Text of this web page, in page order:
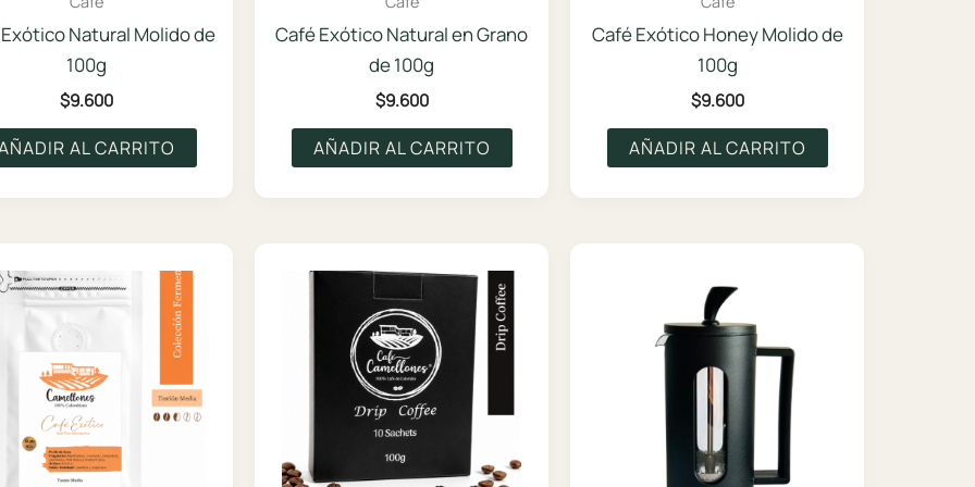
Natural Molido de
100g
$9.600
AL CARRITO
Café Exótico Natural en Grano
de 100g
$9.600
AÑADIR AL CARRITO
Café Exótico Honey Molido de
100g
$9.600
AÑADIR AL CARRITO